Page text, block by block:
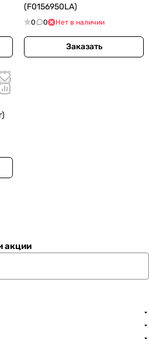
(F0156950LA)
0 0 Нет в наличии
Заказать
акции